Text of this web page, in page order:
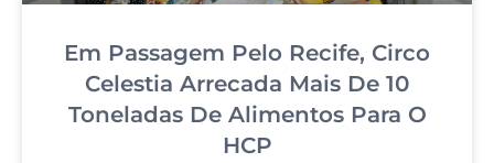
Em Passagem Pelo Recife, Circo
Celestia Arrecada Mais De 10
Toneladas De Alimentos Para O
HCP